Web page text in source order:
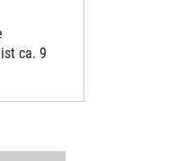
ca. 9